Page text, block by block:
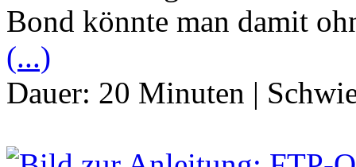
Bond könnte man damit
(...)
Dauer: 20 Minuten |